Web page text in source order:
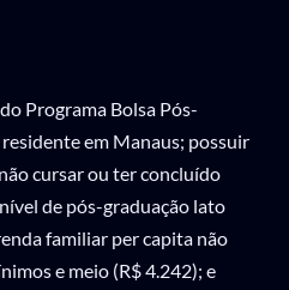
Programa Bolsa Pós-
em Manaus; possuir
cursar ou ter concluído
de pós-graduação lato
familiar per capita não
e meio (R$ 4.242); e